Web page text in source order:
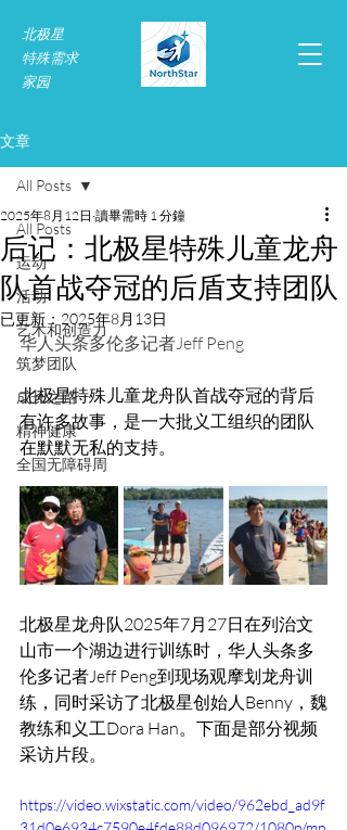
北极星
特殊需求​
家园
文章
All Posts
运动
活动
艺术和创造力
筑梦团队
成长之路
精神健康
全国无障碍周
All Posts
后记：北极星特殊儿童龙舟
队首战夺冠的后盾支持团队
2025年8月12日 讀畢需時 1 分鐘
已更新： 2025年8月13日
华人头条多伦多记者Jeff Peng
北极星特殊儿童龙舟队首战夺冠的背后
有许多故事，是一大批义工组织的团队
在默默无私的支持。
北极星龙舟队2025年7月27日在列治文
山市一个湖边进行训练时，华人头条多
伦多记者Jeff Peng到现场观摩划龙舟训
练，同时采访了北极星创始人Benny，魏
教练和义工Dora Han。下面是部分视频
采访片段。
https://video.wixstatic.com/video/962ebd_ad9f